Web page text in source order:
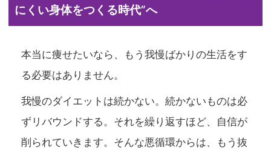
にくい身体をつくる時代”へ
本当に痩せたいなら、もう我慢ばかりの生活をす
る必要はありません。
我慢のダイエットは続かない。続かないものは必
ずリバウンドする。それを繰り返すほど、自信が
削られていきます。そんな悪循環からは、もう抜